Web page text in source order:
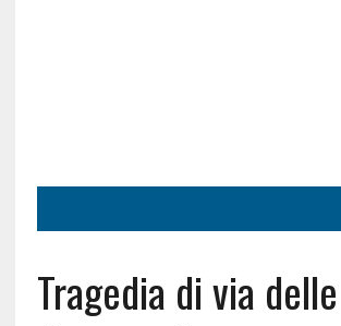
Tragedia di via